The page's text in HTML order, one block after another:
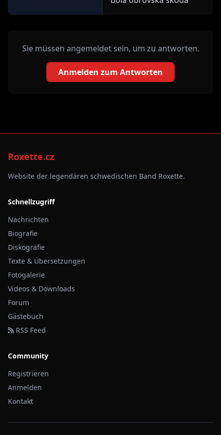
Sie müssen angemeldet sein, um zu antworten.
Anmelden zum Antworten
Roxette.cz
Website der legendären schwedischen Band Roxette.
Schnellzugriff
Nachrichten
Biografie
Diskografie
Texte & Übersetzungen
Fotogalerie
Videos & Downloads
Forum
Gästebuch
RSS Feed
Community
Registrieren
Anmelden
Kontakt